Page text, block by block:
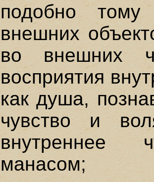
подобно
внешних
во внешних
восприятия
как душа,
чувство и
внутреннее
манасом;